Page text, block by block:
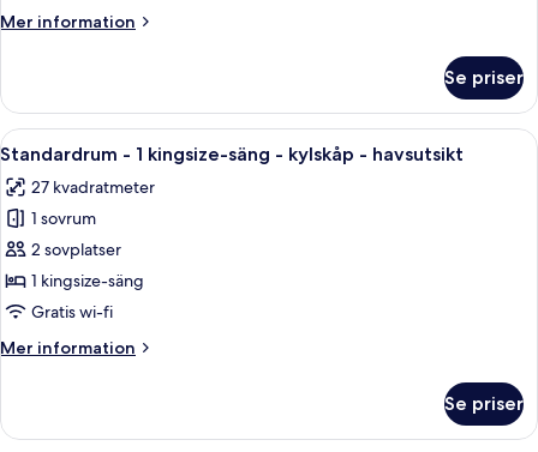
säng
rökare
-
kylskåp
Mer information
Mer
-
kingsize-
icke-
rökare
-
kylskåp
Se priser
Öppna
alla
foton
för
Standardrum
-
1
säng
Ett hotellrum med en stor säng, två
5
Standardrum - 1 kingsize-säng - kylskåp - havsutsikt
27 kvadratmeter
1 sovrum
2 sovplatser
1 kingsize-säng
Gratis wi-fi
Mer information
Mer
-
Se priser